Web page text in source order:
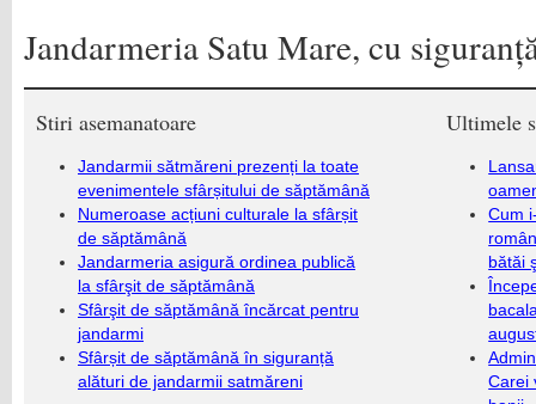
Jandarmeria Satu Mare, cu
Stiri asemanatoare
Jandarmii sătmăreni prezenți la toate
evenimentele sfârșitului de săptămână
Numeroase acțiuni culturale la sfârșit
de săptămână
Jandarmeria asigură ordinea publică
la sfârşit de săptămână
Sfârşit de săptămână încărcat pentru
jandarmi
Sfârșit de săptămână în siguranță
alături de jandarmii satmăreni
Ultimele
Cum
bătăi
Carei